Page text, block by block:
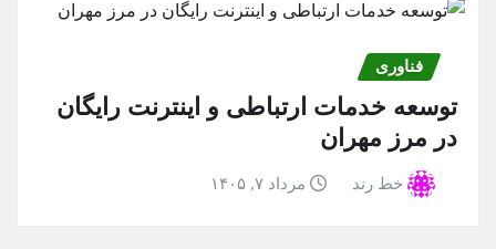
فناوری
توسعه خدمات ارتباطی و اینترنت رایگان
در مرز مهران
خط رند مرداد ۷, ۱۴۰۵